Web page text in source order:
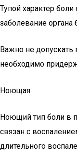
Тупой характер
заболевание
Важно не допускать
необходимо
Ноющая
Ноющий тип боли в
связан с
длительного